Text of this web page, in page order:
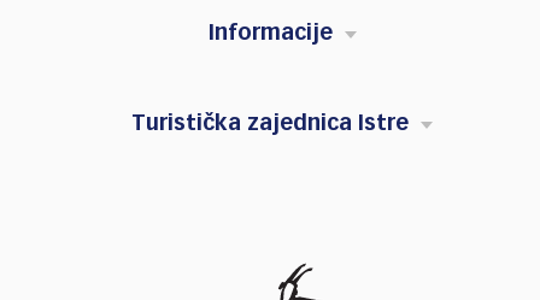
Informacije
Turistička zajednica Istre